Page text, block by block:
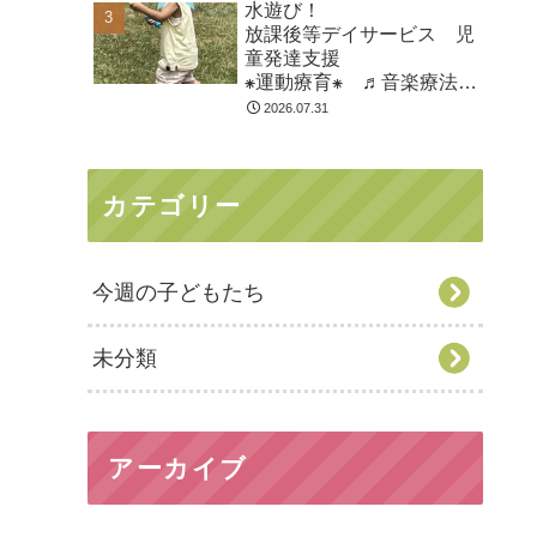
市
水遊び！
放課後等デイサービス 児
童発達支援
⁕運動療育⁕ ♬音楽療法♬
東金市 九十九里町 山武
2026.07.31
カテゴリー
今週の子どもたち
未分類
アーカイブ